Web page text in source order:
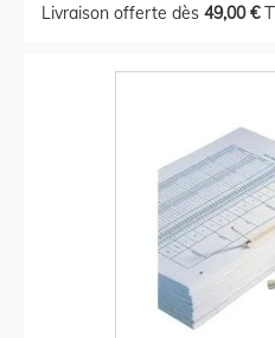
Livraison offerte dès 49,00 €